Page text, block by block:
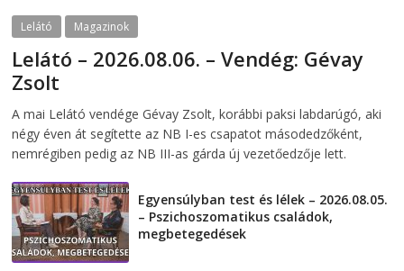
Lelátó Magazinok
Lelátó – 2026.08.06. – Vendég: Gévay
Zsolt
A mai Lelátó vendége Gévay Zsolt, korábbi paksi labdarúgó, aki
négy éven át segítette az NB I-es csapatot másodedzőként,
nemrégiben pedig az NB III-as gárda új vezetőedzője lett.
Egyensúlyban test és lélek – 2026.08.05.
– Pszichoszomatikus családok,
megbetegedések